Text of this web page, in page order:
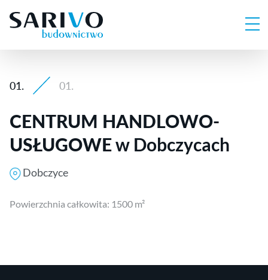
01. 01.
CENTRUM HANDLOWO-
USŁUGOWEw Dobczycach
Dobczyce
Powierzchnia całkowita: 1500 m²